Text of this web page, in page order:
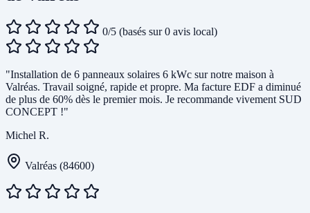
0/5 (basés sur 0 avis local)
"Installation de 6 panneaux solaires 6 kWc sur notre maison à
Valréas. Travail soigné, rapide et propre. Ma facture EDF a diminué
de plus de 60% dès le premier mois. Je recommande vivement SUD
CONCEPT !"
Michel R.
Valréas (84600)